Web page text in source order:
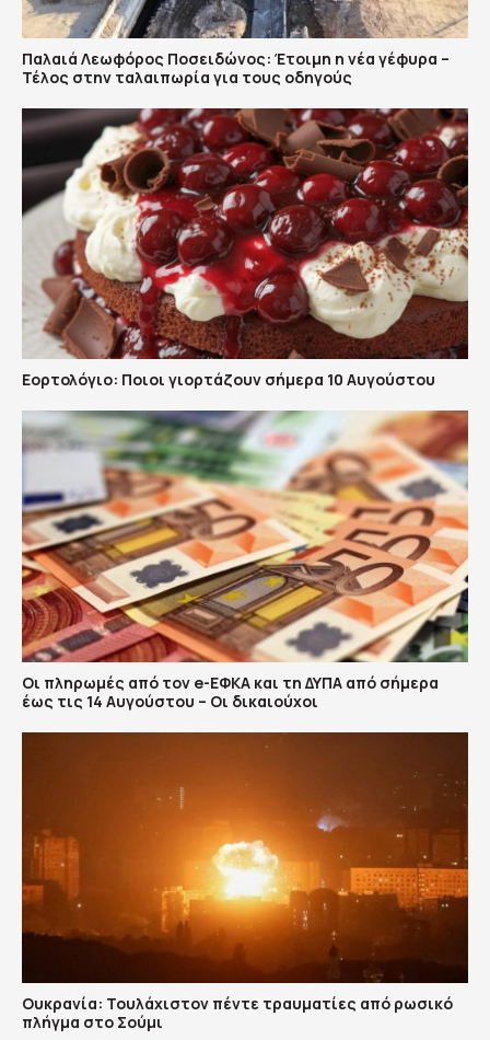
Παλαιά Λεωφόρος Ποσειδώνος: Έτοιμη η νέα γέφυρα –
Τέλος στην ταλαιπωρία για τους οδηγούς
Εορτολόγιο: Ποιοι γιορτάζουν σήμερα 10 Αυγούστου
Οι πληρωμές από τον e-ΕΦΚΑ και τη ΔΥΠΑ από σήμερα
έως τις 14 Αυγούστου – Οι δικαιούχοι
Ουκρανία: Τουλάχιστον πέντε τραυματίες από ρωσικό
πλήγμα στο Σούμι